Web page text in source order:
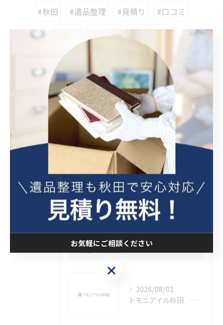
#秋田 #遺品整理 #見積り
#口コミ
#持ち家
カテゴリー Categories
全てのカテゴリー
ゴミ屋敷
特殊清掃
空き家整理
不用品処分
最近の投稿 Recent Posts
2026/08/01
トモニアイル秋田 お盆休みについて
お気軽にご相談ください
お気軽にご相談ください